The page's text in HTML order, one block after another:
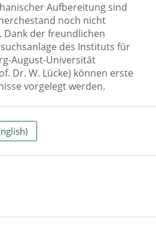
Aufbereitung sind
noch nicht
der freundlichen
des Instituts für
August-Universität
Dr. W. Lücke) können erste
vorgelegt werden.